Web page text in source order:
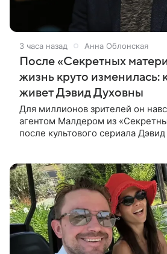
3 часа назад Анна Облонская
После «Секретных
жизнь круто изменилась:
живет Дэвид Духовны
Для миллионов зрителей он
агентом Малдером из
после культового сериала